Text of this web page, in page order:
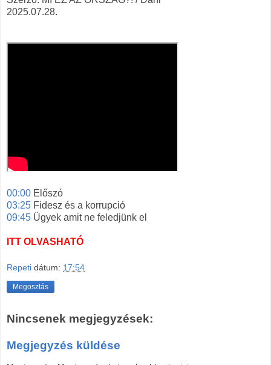
2025.07.28.
00:00 Előszó
03:25 Fidesz és a korrupció
09:45 Ügyek amit ne feledjünk el
ITT OLVASHATÓ
Repeti dátum: 17:54
Megosztás
Nincsenek megjegyzések:
Megjegyzés küldése